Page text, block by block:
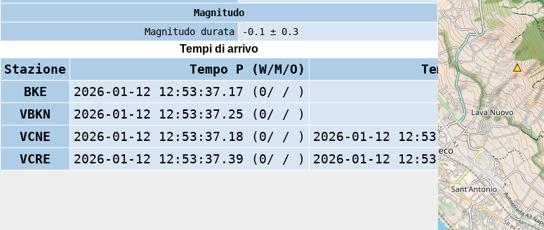
Magnitudo
Magnitudo durata
-0.1 ± 0.3
Tempi di arrivo
Stazione Tempo P (W/M/O) Tempo S (W/M/O)
BKE
2026-01-12 12:53:37.17 (0/ / )
VBKN
2026-01-12 12:53:37.25 (0/ / )
VCNE
2026-01-12 12:53:37.18 (0/ / )
2026-01-12 12:53:37.7 (0/ / )
VCRE
2026-01-12 12:53:37.39 (0/ / ) 2026-01-12 12:53:37.8 (0/ / )